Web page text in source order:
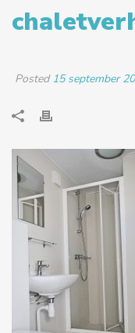
Posted15 september